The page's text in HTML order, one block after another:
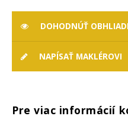
DOHODNÚŤ
NAPÍSAŤ MAKLÉROVI
Pre viac informácií